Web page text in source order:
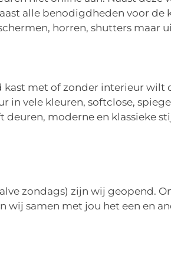
alle benodigdheden voor de
horren, shutters maar
met of zonder interieur wilt
in vele kleuren, softclose,
moderne en klassieke
zondags) zijn wij geopend.
wij samen met jou het een en